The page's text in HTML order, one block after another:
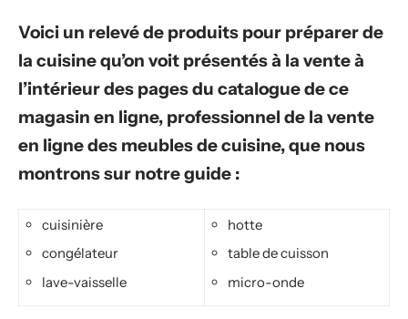
Voici un relevé de produits pour préparer de
la cuisine qu’on voit présentés à la vente à
l’intérieur des pages du catalogue de ce
magasin en ligne, professionnel de la vente
en ligne des meubles de cuisine, que nous
montrons sur notre guide :
cuisinière
congélateur
lave-vaisselle
hotte
table de cuisson
micro-onde